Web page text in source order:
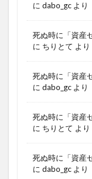
に dabo_gc より
死ぬ時に「資産
に ちりとて より
死ぬ時に「資産
に dabo_gc より
死ぬ時に「資産
に ちりとて より
死ぬ時に「資産
に dabo_gc より